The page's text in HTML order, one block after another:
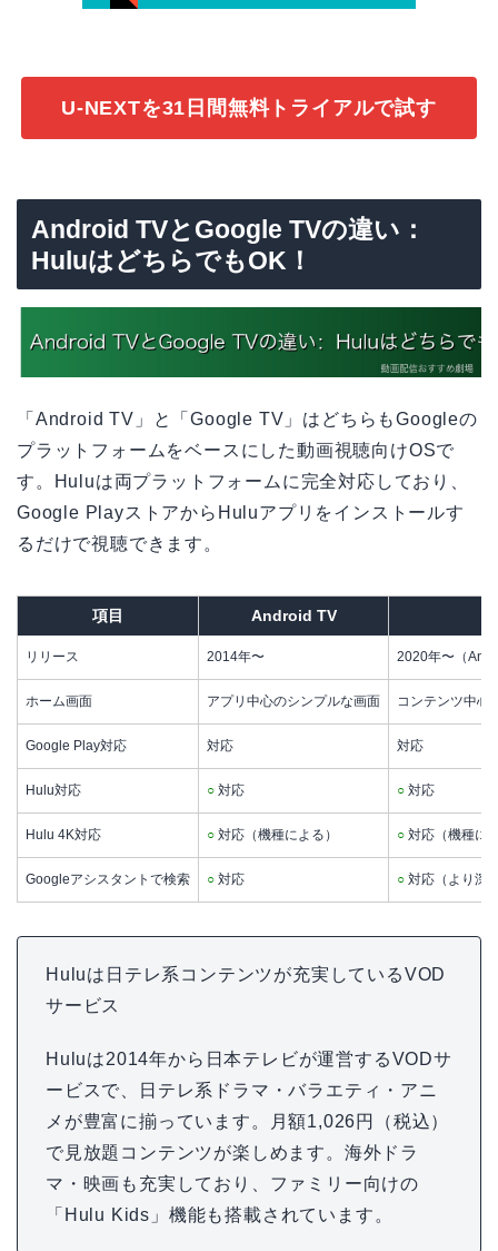
U-NEXTを31日間無料トライアルで試す
Android TVとGoogle TVの違い：
HuluはどちらでもOK！
「Android TV」と「Google TV」はどちらもGoogleの
プラットフォームをベースにした動画視聴向けOSで
す。Huluは両プラットフォームに完全対応しており、
Google PlayストアからHuluアプリをインストールす
るだけで視聴できます。
項目 Android TV
リリース 2014年〜 2020年〜（
ホーム画面 アプリ中心のシンプルな画面 コンテンツ中心
Google Play対応 対応 対応
Hulu対応 ○ 対応 ○ 対応
Hulu 4K対応 ○ 対応（機種による） ○ 対応（機種に
Googleアシスタントで検索 ○ 対応 ○ 対応（より深
Huluは日テレ系コンテンツが充実しているVOD
サービス
Huluは2014年から日本テレビが運営するVODサ
ービスで、日テレ系ドラマ・バラエティ・アニ
メが豊富に揃っています。月額1,026円（税込）
で見放題コンテンツが楽しめます。海外ドラ
マ・映画も充実しており、ファミリー向けの
「Hulu Kids」機能も搭載されています。